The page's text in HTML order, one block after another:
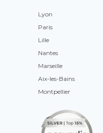
Lyon
Paris
Lille
Nantes
Marseille
Aix-les-Bains
Montpellier